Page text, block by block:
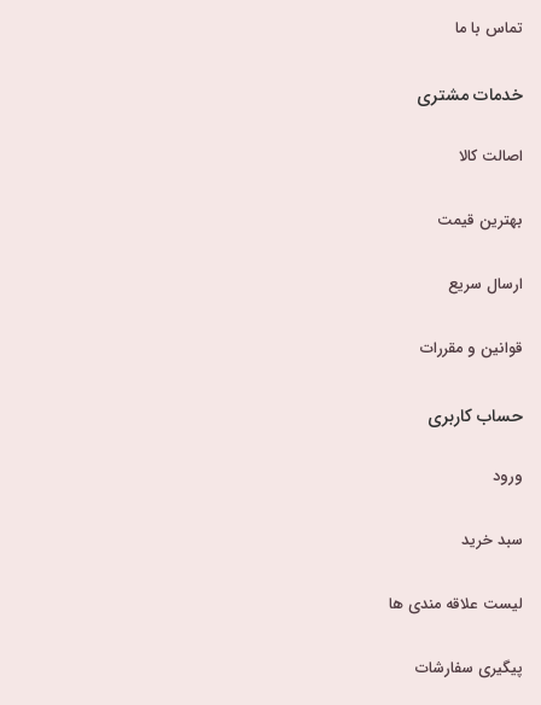
تماس با ما
خدمات مشتری
اصالت کالا
بهترین قیمت
ارسال سریع
قوانین و مقررات
حساب کاربری
ورود
سبد خرید
لیست علاقه مندی ها
پیگیری سفارشات